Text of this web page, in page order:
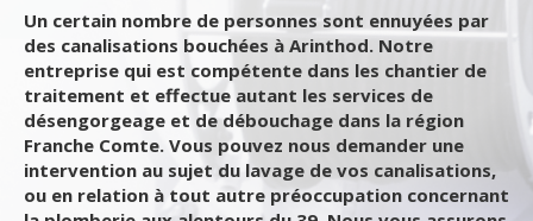
Un certain nombre de personnes sont ennuyées par
des canalisations bouchées à Arinthod. Notre
entreprise qui est compétente dans les chantier de
traitement et effectue autant les services de
désengorgeage et de débouchage dans la région
Franche Comte. Vous pouvez nous demander une
intervention au sujet du lavage de vos canalisations,
ou en relation à tout autre préoccupation concernant